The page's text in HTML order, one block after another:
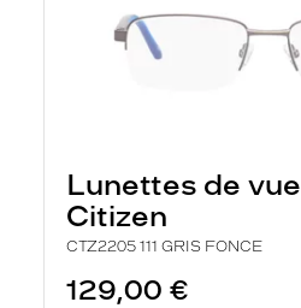
Lunettes de vue
Citizen
CTZ2205 111 GRIS FONCE
129,00 €